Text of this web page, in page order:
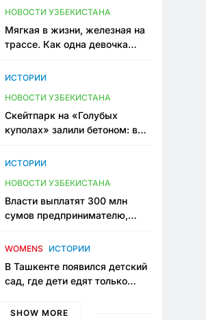
НОВОСТИ УЗБЕКИСТАНА
Мягкая в жизни, железная на
трассе. Как одна девочка
Узбекистане
ИСТОРИИ
НОВОСТИ УЗБЕКИСТАНА
Скейтпарк на «Голубых
куполах» залили бетоном: в
одно общественное
ИСТОРИИ
НОВОСТИ УЗБЕКИСТАНА
Власти выплатят 300 млн
сумов предпринимателю,
тюрьме по незаконному
WOMENS ИСТОРИИ
В Ташкенте появился детский
сад, где дети едят только
мама, которая устала просить
SHOW MORE